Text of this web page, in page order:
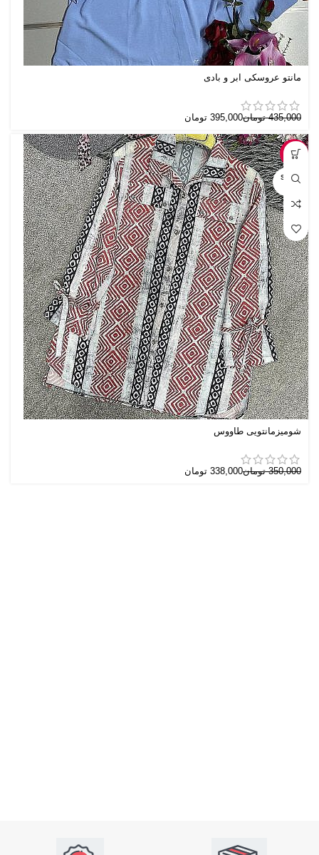
مانتو عروسکی ابر و بادی
435,000 تومان395,000 تومان
-3%
SOLD
شومیزمانتویی طاووس
350,000 تومان338,000 تومان